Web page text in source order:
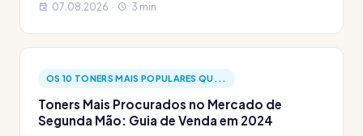
07.08.2026 · 3 min
OS 10 TONERS MAIS POPULARES QU...
Toners Mais Procurados no Mercado de
Segunda Mão: Guia de Venda em 2024